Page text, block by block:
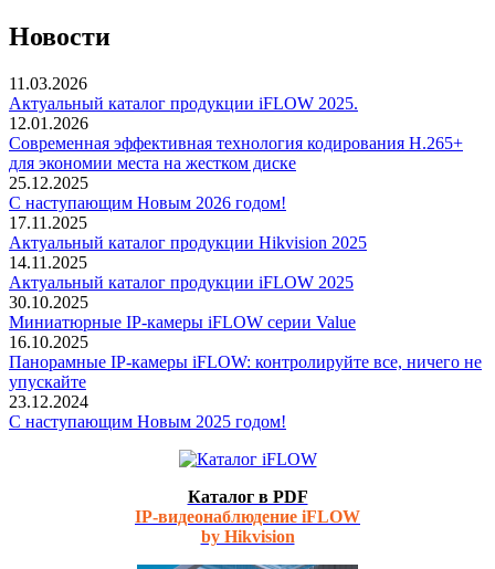
Новости
11.03.2026
Актуальный каталог продукции iFLOW 2025.
12.01.2026
Современная эффективная технология кодирования H.265+
для экономии места на жестком диске
25.12.2025
С наступающим Новым 2026 годом!
17.11.2025
Актуальный каталог продукции Hikvision 2025
14.11.2025
Актуальный каталог продукции iFLOW 2025
30.10.2025
Миниатюрные IP-камеры iFLOW серии Value
16.10.2025
Панорамные IP-камеры iFLOW: контролируйте все, ничего не
упускайте
23.12.2024
С наступающим Новым 2025 годом!
Каталог в PDF
IP-видеонаблюдение iFLOW
by Hikvision